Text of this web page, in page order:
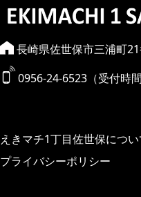
長崎県佐世保市三浦町
0956-24-6523（受付時
えきマチ1丁目佐世保につい
プライバシーポリシー